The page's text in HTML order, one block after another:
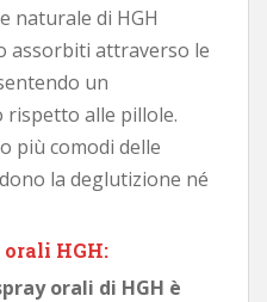
naturale di HGH
assorbiti attraverso le
un
alle pillole.
più comodi delle
la deglutizione né
HGH:
orali di HGH è